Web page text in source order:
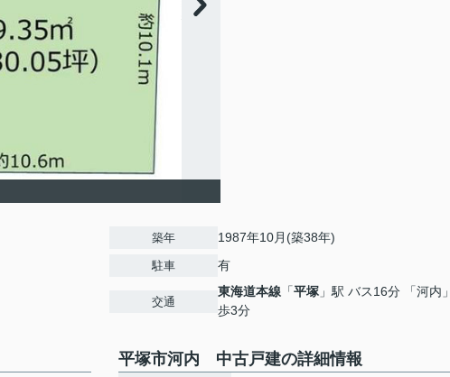
築年 1987年10月(築38年)
駐車 有
交通
東海道本線 「平塚 」駅 バス16分 「河内
歩3分
平塚市河内 中古戸建の詳細情報